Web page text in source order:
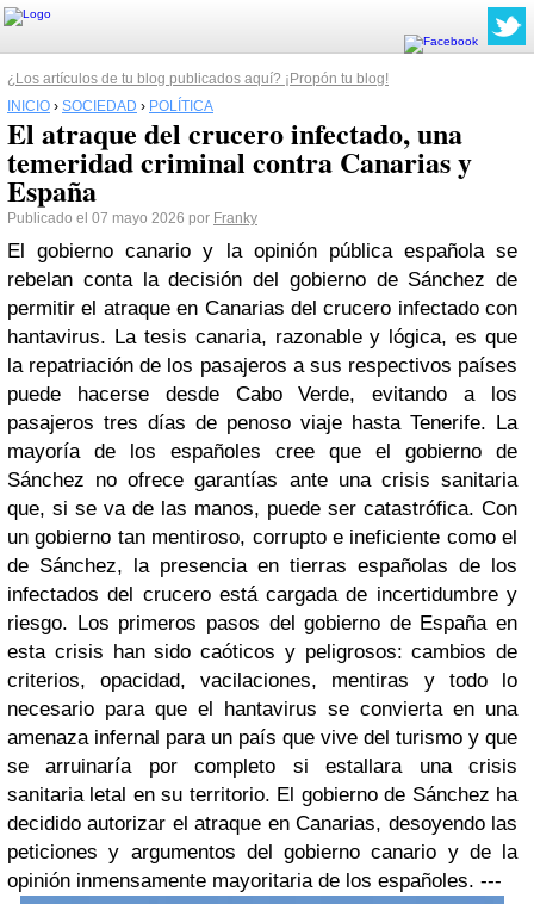
¿Los artículos de tu blog publicados aquí? ¡Propón tu blog!
INICIO › SOCIEDAD › POLÍTICA
El atraque del crucero infectado, una
temeridad criminal contra Canarias y
España
Publicado el 07 mayo 2026 por Franky
El gobierno canario y la opinión pública española se
rebelan conta la decisión del gobierno de Sánchez de
permitir el atraque en Canarias del crucero infectado con
hantavirus. La tesis canaria, razonable y lógica, es que
la repatriación de los pasajeros a sus respectivos países
puede hacerse desde Cabo Verde, evitando a los
pasajeros tres días de penoso viaje hasta Tenerife. La
mayoría de los españoles cree que el gobierno de
Sánchez no ofrece garantías ante una crisis sanitaria
que, si se va de las manos, puede ser catastrófica. Con
un gobierno tan mentiroso, corrupto e ineficiente como el
de Sánchez, la presencia en tierras españolas de los
infectados del crucero está cargada de incertidumbre y
riesgo. Los primeros pasos del gobierno de España en
esta crisis han sido caóticos y peligrosos: cambios de
criterios, opacidad, vacilaciones, mentiras y todo lo
necesario para que el hantavirus se convierta en una
amenaza infernal para un país que vive del turismo y que
se arruinaría por completo si estallara una crisis
sanitaria letal en su territorio. El gobierno de Sánchez ha
decidido autorizar el atraque en Canarias, desoyendo las
peticiones y argumentos del gobierno canario y de la
opinión inmensamente mayoritaria de los españoles. ---